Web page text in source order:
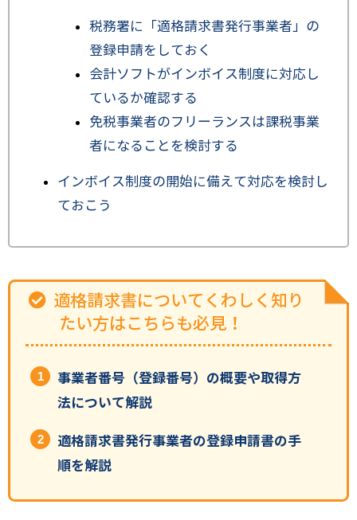
税務署に「適格請求書発行事業者」の
登録申請をしておく
会計ソフトがインボイス制度に対応し
ているか確認する
免税事業者のフリーランスは課税事業
者になることを検討する
インボイス制度の開始に備えて対応を検討し
ておこう
適格請求書についてくわしく知り
たい方はこちらも必見！
事業者番号（登録番号）の概要や取得方
法について解説
適格請求書発行事業者の登録申請書の手
順を解説